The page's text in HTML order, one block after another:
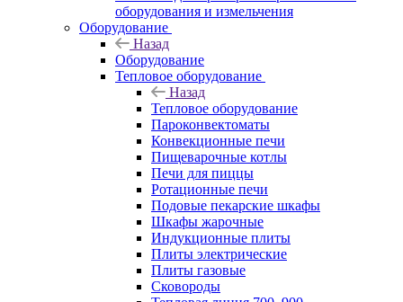
оборудования и измельчения
Оборудование
Назад
Оборудование
Тепловое оборудование
Назад
Тепловое оборудование
Пароконвектоматы
Конвекционные печи
Пищеварочные котлы
Печи для пиццы
Ротационные печи
Подовые пекарские шкафы
Шкафы жарочные
Индукционные плиты
Плиты электрические
Плиты газовые
Сковороды